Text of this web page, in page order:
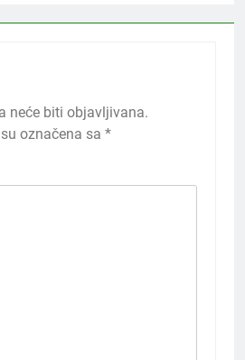
neće biti objavljivana.
označena sa *